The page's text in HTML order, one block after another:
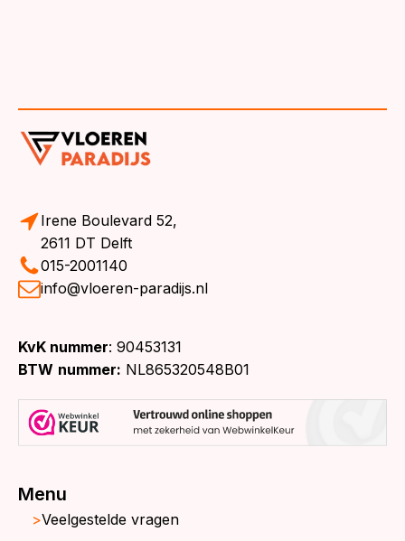
Irene Boulevard 52,
2611 DT Delft
015-2001140
info@vloeren-paradijs.nl
KvK nummer: 90453131
BTW nummer: NL865320548B01
Menu
Veelgestelde vragen